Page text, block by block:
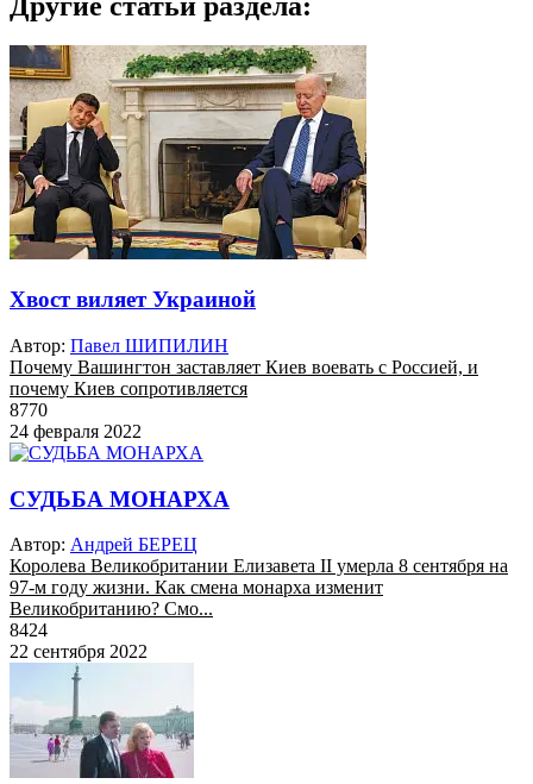
Хвост виляет Украиной
Автор: Павел ШИПИЛИН
Почему Вашингтон заставляет Киев воевать с Россией, и
почему Киев сопротивляется
8770
24 февраля 2022
СУДЬБА МОНАРХА
Автор: Андрей БЕРЕЦ
Королева Великобритании Елизавета II умерла 8 сентября на
97-м году жизни. Как смена монарха изменит
Великобританию? Смо...
8424
22 сентября 2022